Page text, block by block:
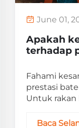
June 01,
Apakah
terhadap
Fahami
prestasi
Untuk rakan
Baca